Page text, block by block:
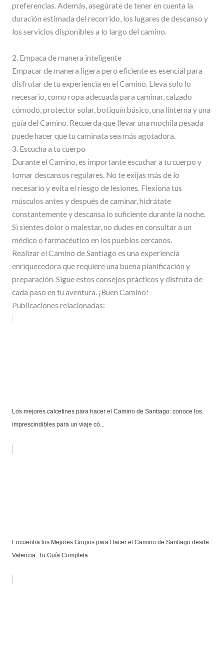
preferencias. Además, asegúrate de tener en cuenta la
duración estimada del recorrido, los lugares de descanso y
los servicios disponibles a lo largo del camino.
2. Empaca de manera inteligente
Empacar de manera ligera pero eficiente es esencial para
disfrutar de tu experiencia en el Camino. Lleva solo lo
necesario, como ropa adecuada para caminar, calzado
cómodo, protector solar, botiquín básico, una linterna y una
guía del Camino. Recuerda que llevar una mochila pesada
puede hacer que tu caminata sea más agotadora.
3. Escucha a tu cuerpo
Durante el Camino, es importante escuchar a tu cuerpo y
tomar descansos regulares. No te exijas más de lo
necesario y evita el riesgo de lesiones. Flexiona tus
músculos antes y después de caminar, hidrátate
constantemente y descansa lo suficiente durante la noche.
Si sientes dolor o malestar, no dudes en consultar a un
médico o farmacéutico en los pueblos cercanos.
Realizar el Camino de Santiago es una experiencia
enriquecedora que requiere una buena planificación y
preparación. Sigue estos consejos prácticos y disfruta de
cada paso en tu aventura. ¡Buen Camino!
Publicaciones relacionadas:
Los mejores calcetines para hacer el Camino de Santiago: conoce los
imprescindibles para un viaje có...
Encuentra los Mejores Grupos para Hacer el Camino de Santiago desde
Valencia: Tu Guía Completa